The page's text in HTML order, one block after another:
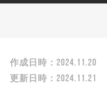
作成日時： 2024.11.20
更新日時： 2024.11.21